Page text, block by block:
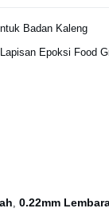
Badan Kaleng
Epoksi Food
, 0.22mm